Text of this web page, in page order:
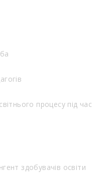
процесу під час
здобувачів освіти